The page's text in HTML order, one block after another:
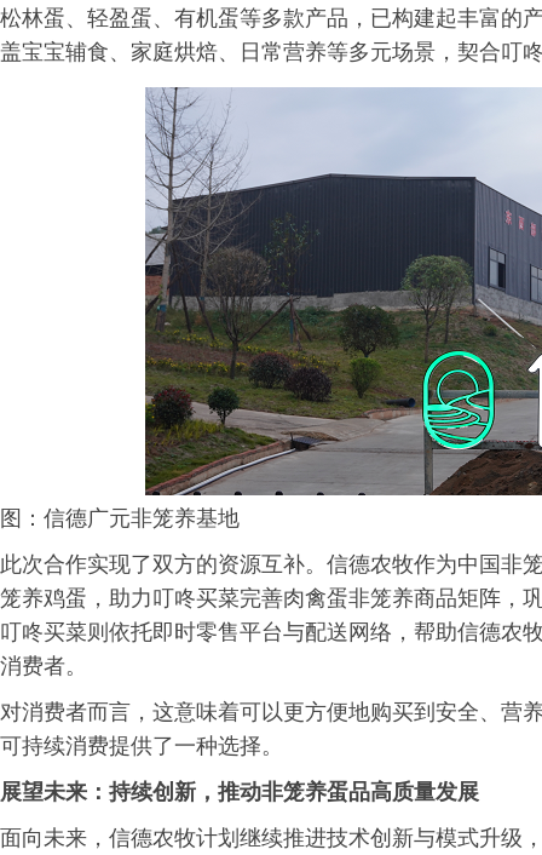
松林蛋、轻盈蛋、有机蛋等多款产品，已构建起丰富的
盖宝宝辅食、家庭烘焙、日常营养等多元场景，契合叮
图：信德广元非笼养基地
此次合作实现了双方的资源互补。信德农牧作为中国非
笼养鸡蛋，助力叮咚买菜完善肉禽蛋非笼养商品矩阵，
叮咚买菜则依托即时零售平台与配送网络，帮助信德农
消费者。
对消费者而言，这意味着可以更方便地购买到安全、营
可持续消费提供了一种选择。
展望未来：持续创新，推动非笼养蛋品高质量发展
面向未来，信德农牧计划继续推进技术创新与模式升级